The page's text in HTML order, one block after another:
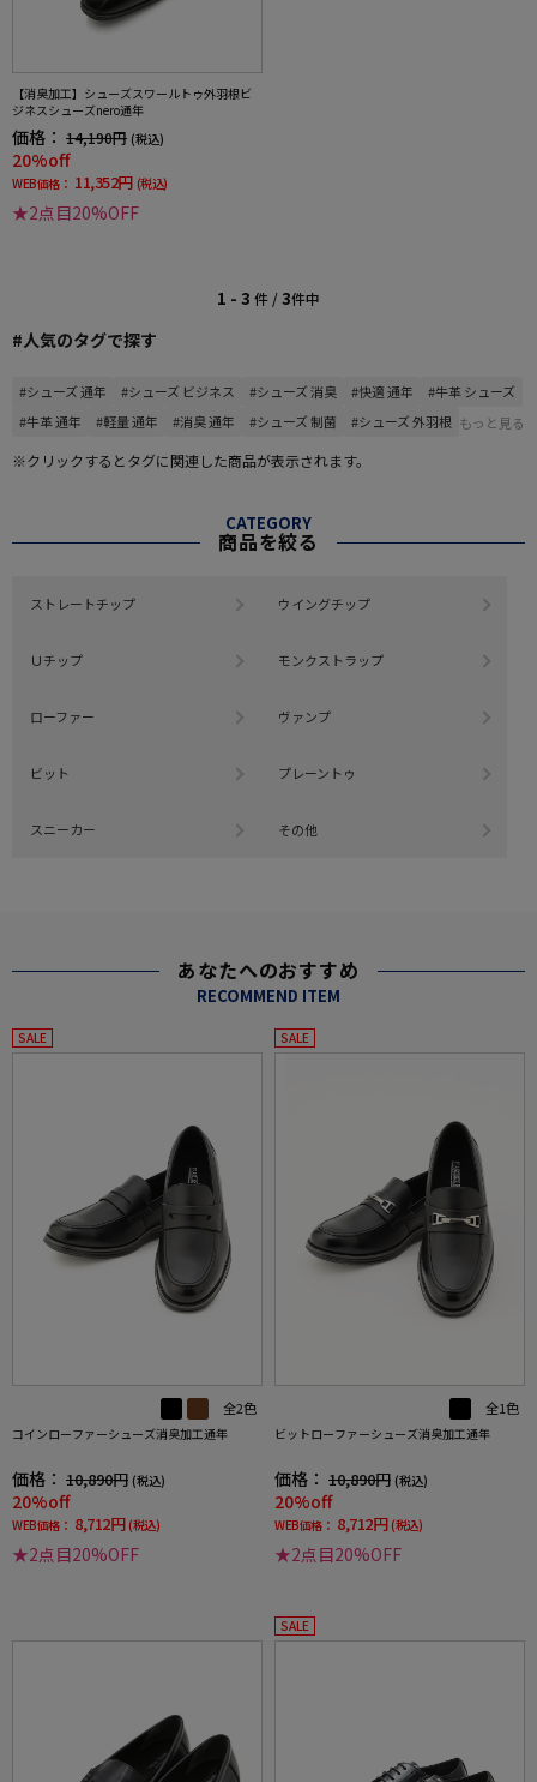
【消臭加工】シューズスワールトゥ外羽根ビ
ジネスシューズnero通年
価格： 14,190円 (税込)
20%off
WEB価格： 11,352円 (税込)
★2点目20%OFF
1 - 3 件 /3件中
#人気のタグで探す
#シューズ 通年 #シューズ ビジネス #シューズ 消臭 #快適 通年
#牛革 シューズ
#牛革 通年
#軽量 通年 #消臭 通年 #シューズ 制菌 #シューズ 外羽根 もっと見る
※クリックするとタグに関連した商品が表示されます。
CATEGORY
商品を絞る
ストレートチップ ウイングチップ
Ｕチップ モンクストラップ
ローファー ヴァンプ
ビット プレーントゥ
スニーカー その他
あなたへのおすすめ
RECOMMEND ITEM
SALE
全2色
コインローファーシューズ消臭加工通年
価格： 10,890円 (税込)
20%off
WEB価格： 8,712円 (税込)
★2点目20%OFF
SALE
全1色
ビットローファーシューズ消臭加工通年
価格： 10,890円 (税込)
20%off
WEB価格： 8,712円 (税込)
★2点目20%OFF
SALE